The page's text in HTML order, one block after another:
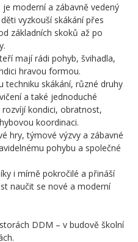
je moderní a zábavně vedený
vyzkouší skákání přes
základních skoků až po
mají rádi pohyb, švihadla,
hravou formou.
techniku skákání, různé druhy
a také jednoduché
kondici, obratnost,
koordinaci.
hry, týmové výzvy a zábavné
pohybu a společné
i mírně pokročilé a přináší
naučit se nové a moderní
DDM – v budově školní